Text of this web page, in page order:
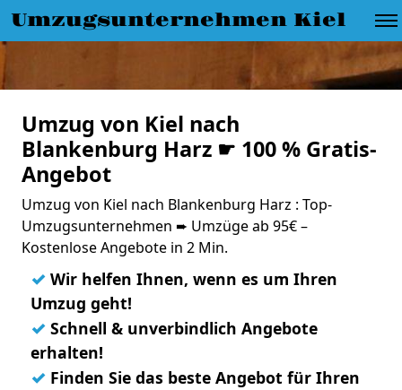
Umzugsunternehmen Kiel
Umzug von Kiel nach
Blankenburg Harz ☛ 100 % Gratis-
Angebot
Umzug von Kiel nach Blankenburg Harz : Top-
Umzugsunternehmen ➨ Umzüge ab 95€ –
Kostenlose Angebote in 2 Min.
✓ Wir helfen Ihnen, wenn es um Ihren
Umzug geht!
✓ Schnell & unverbindlich Angebote
erhalten!
✓ Finden Sie das beste Angebot für Ihren